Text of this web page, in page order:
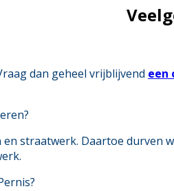
dan geheel vrijblijvend een
straatwerk. Daartoe